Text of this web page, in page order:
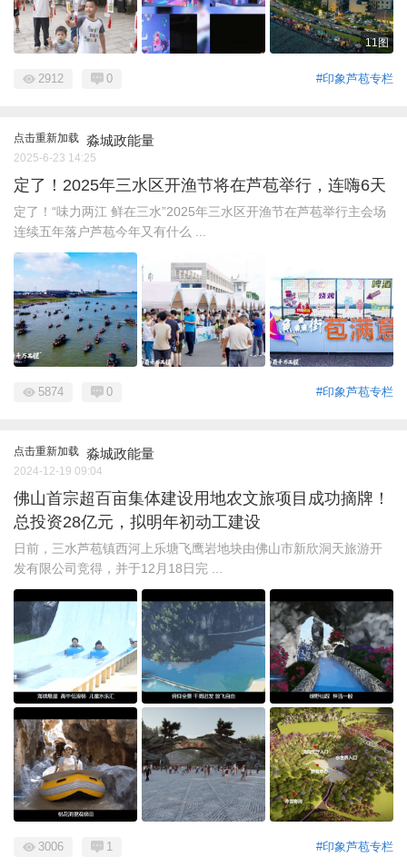
11图
#印象芦苞专栏
2912 0
点击重新加载 淼城政能量
2025-6-23 14:25
定了！2025年三水区开渔节将在芦苞举行，连嗨6天
定了！“味力两江 鲜在三水”2025年三水区开渔节在芦苞举行主会场
连续五年落户芦苞今年又有什么 ...
#印象芦苞专栏
5874 0
点击重新加载 淼城政能量
2024-12-19 09:04
佛山首宗超百亩集体建设用地农文旅项目成功摘牌！
总投资28亿元，拟明年初动工建设
日前，三水芦苞镇西河上乐塘飞鹰岩地块由佛山市新欣洞天旅游开
发有限公司竞得，并于12月18日完 ...
#印象芦苞专栏
3006 1